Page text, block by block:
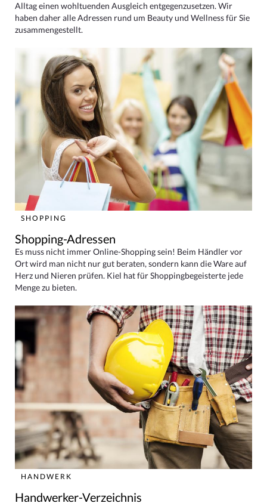
Alltag einen wohltuenden Ausgleich entgegenzusetzen. Wir
haben daher alle Adressen rund um Beauty und Wellness für Sie
zusammengestellt.
SHOPPING
Shopping-Adressen
Es muss nicht immer Online-Shopping sein! Beim Händler vor
Ort wird man nicht nur gut beraten, sondern kann die Ware auf
Herz und Nieren prüfen. Kiel hat für Shoppingbegeisterte jede
Menge zu bieten.
HANDWERK
Handwerker-Verzeichnis